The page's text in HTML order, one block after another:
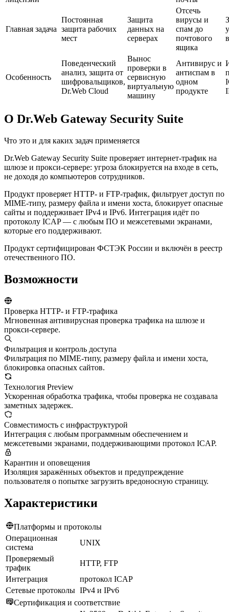
Главная задача
Постоянная
защита рабочих
мест
Защита
данных на
серверах
Отсечь
вирусы и
спам до
почтового
ящика
Особенность
Поведенческий
анализ, защита от
шифровальщиков,
Dr.Web Cloud
Вынос
проверки в
сервисную
виртуальную
машину
Антивирус и
антиспам в
одном
продукте
О Dr.Web Gateway Security Suite
Что это и для каких задач применяется
Dr.Web Gateway Security Suite проверяет интернет-трафик на
шлюзе и прокси-сервере: угроза блокируется на входе в сеть,
не доходя до компьютеров сотрудников.
Продукт проверяет HTTP- и FTP-трафик, фильтрует доступ по
MIME-типу, размеру файла и имени хоста, блокирует опасные
сайты и поддерживает IPv4 и IPv6. Интеграция идёт по
протоколу ICAP — с любым ПО и межсетевыми экранами,
которые его поддерживают.
Продукт сертифицирован ФСТЭК России и включён в реестр
отечественного ПО.
Возможности
Проверка HTTP- и FTP-трафика
Мгновенная антивирусная проверка трафика на шлюзе и
прокси-сервере.
Фильтрация и контроль доступа
Фильтрация по MIME-типу, размеру файла и имени хоста,
блокировка опасных сайтов.
Технология Preview
Ускоренная обработка трафика, чтобы проверка не создавала
заметных задержек.
Совместимость с инфраструктурой
Интеграция с любым программным обеспечением и
межсетевыми экранами, поддерживающими протокол ICAP.
Карантин и оповещения
Изоляция заражённых объектов и предупреждение
пользователя о попытке загрузить вредоносную страницу.
Характеристики
Платформы и протоколы
Операционная
система
UNIX
Проверяемый
трафик
HTTP, FTP
Интеграция
протокол ICAP
Сетевые протоколы IPv4 и IPv6
Сертификация и соответствие